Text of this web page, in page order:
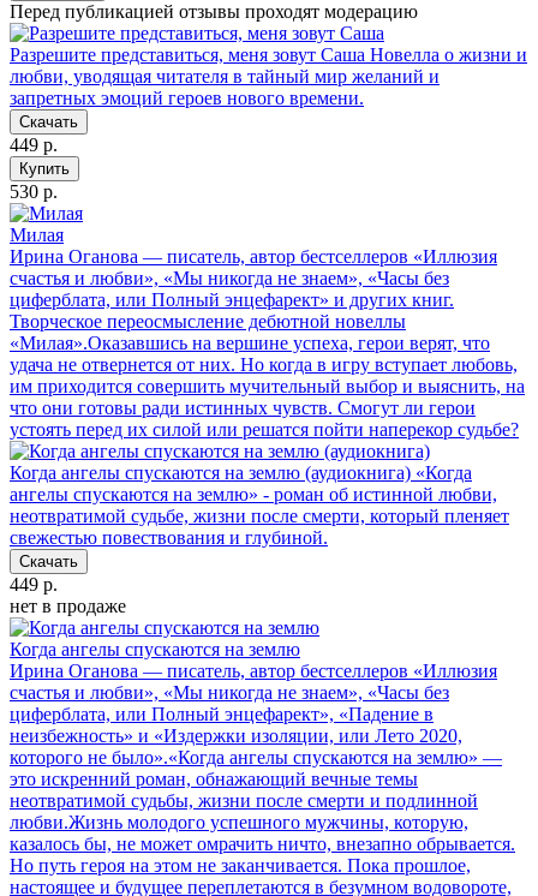
Перед публикацией отзывы проходят модерацию
Разрешите представиться, меня зовут Саша Новеллa о жизни и
любви, уводящая читателя в тайный мир желаний и
запретных эмоций героев нового времени.
Скачать
449 р.
Купить
530 р.
Милая
Ирина Оганова — писатель, автор бестселлеров «Иллюзия
счастья и любви», «Мы никогда не знаем», «Часы без
циферблата, или Полный энцефарект» и других книг.
Творческое переосмысление дебютной новеллы
«Милая».Оказавшись на вершине успеха, герои верят, что
удача не отвернется от них. Но когда в игру вступает любовь,
им приходится совершить мучительный выбор и выяснить, на
что они готовы ради истинных чувств. Смогут ли герои
устоять перед их силой или решатся пойти наперекор судьбе?
Когда ангелы спускаются на землю (аудиокнига) «Когда
ангелы спускаются на землю» - роман об истинной любви,
неотвратимой судьбе, жизни после смерти, который пленяет
свежестью повествования и глубиной.
Скачать
449 р.
нет в продаже
Когда ангелы спускаются на землю
Ирина Оганова — писатель, автор бестселлеров «Иллюзия
счастья и любви», «Мы никогда не знаем», «Часы без
циферблата, или Полный энцефарект», «Падение в
неизбежность» и «Издержки изоляции, или Лето 2020,
которого не было».«Когда ангелы спускаются на землю» —
это искренний роман, обнажающий вечные темы
неотвратимой судьбы, жизни после смерти и подлинной
любви.Жизнь молодого успешного мужчины, которую,
казалось бы, не может омрачить ничто, внезапно обрывается.
Но путь героя на этом не заканчивается. Пока прошлое,
настоящее и будущее переплетаются в безумном водовороте,